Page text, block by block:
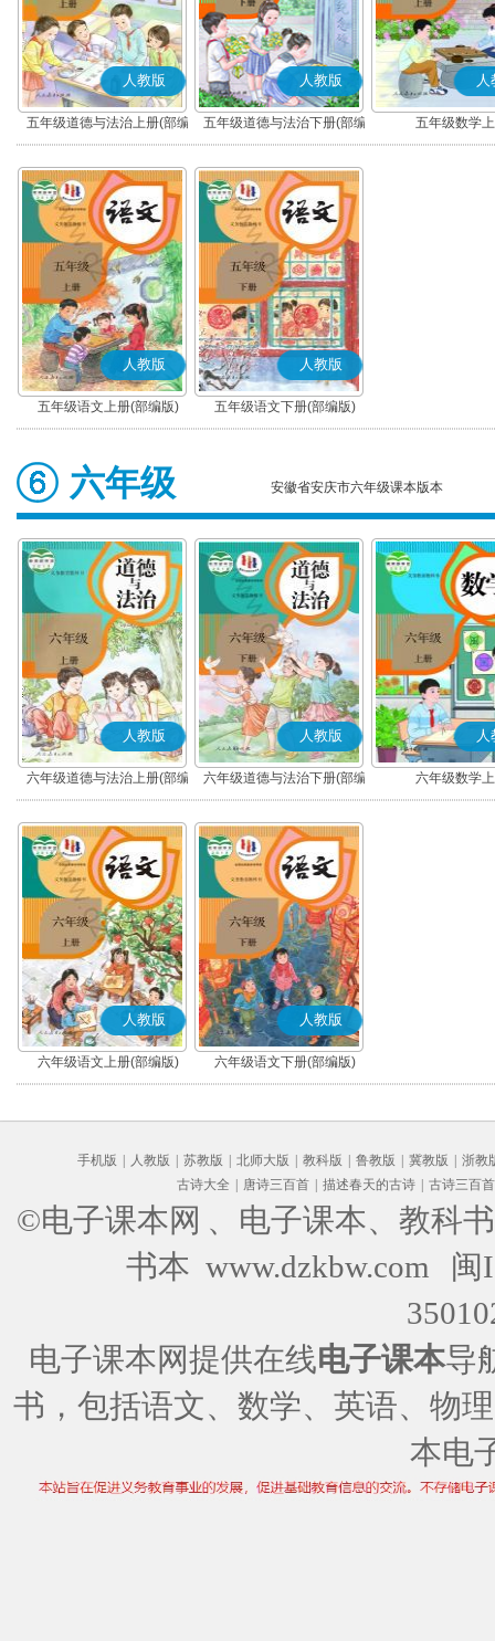
人教版
五年级道德与法治上册(部编
版)
人教版
五年级道德与法治下册(部编
版)
人
五年级数学
人教版
五年级语文上册(部编版)
人教版
五年级语文下册(部编版)
六年级 安徽省安庆市六年级课本版本
人教版
六年级道德与法治上册(部编
版)
人教版
六年级道德与法治下册(部编
版)
人
六年级数学
人教版
六年级语文上册(部编版)
人教版
六年级语文下册(部编版)
手机版 人教版 苏教版 北师大版 教科版 鲁教版 冀教版
浙教
古诗大全
唐诗三百首 描述春天的古诗 古诗三百首
©电子课本网 、电子课本、教科
书本 www.dzkbw.com
闽
电子课本网提供在线电子课本导
书，包括语文、数学、英语、物
本电